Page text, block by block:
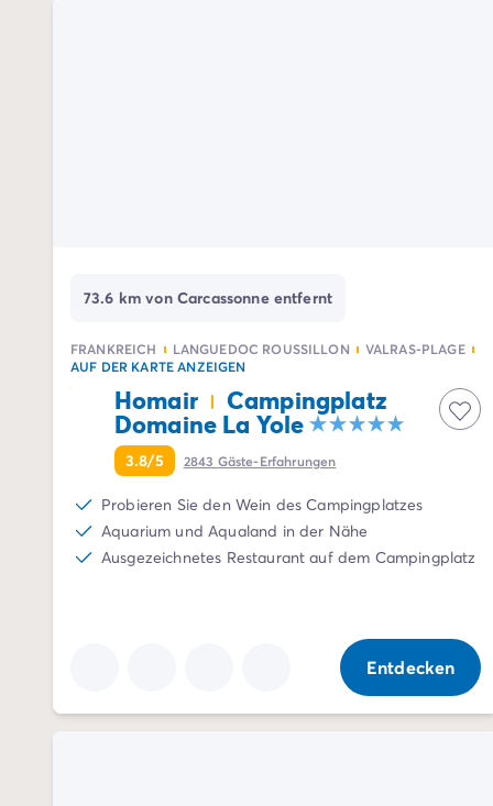
Campingplatz Limburg
Campingplatz Österreich
Campingplatz Slowenien
Campingplatz Luxemburg
Urlaubsthemen
Nach Thema
3-Sterne-Campingplatz
4-Sterne-Campingplätze
5-Sterne-Campingplätze
Camping am See
Camping in der Nähe einer legendären Stadt
Camping mit beheiztem Schwimmbad
Camping mit der Familie
73.6 km von Carcassonne entfernt
FRANKREICH LANGUEDOC ROUSSILLON
VALRAS-PLAGE
AUF DER KARTE ANZEIGEN
Homair Campingplatz
Domaine La Yole
3.8/5 2843 Gäste-Erfahrungen
Probieren Sie den Wein des Campingplatzes
Aquarium und Aqualand in der Nähe
Ausgezeichnetes Restaurant auf dem Campingplatz
Entdecken